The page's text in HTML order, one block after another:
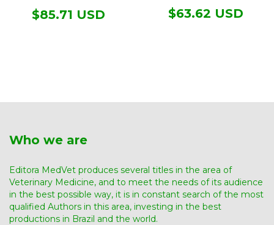
$85.71 USD $63.62 USD
Who we are
Editora MedVet produces several titles in the area of ​​
Veterinary Medicine, and to meet the needs of its audience
in the best possible way, it is in constant search of the most
qualified Authors in this area, investing in the best
productions in Brazil and the world.